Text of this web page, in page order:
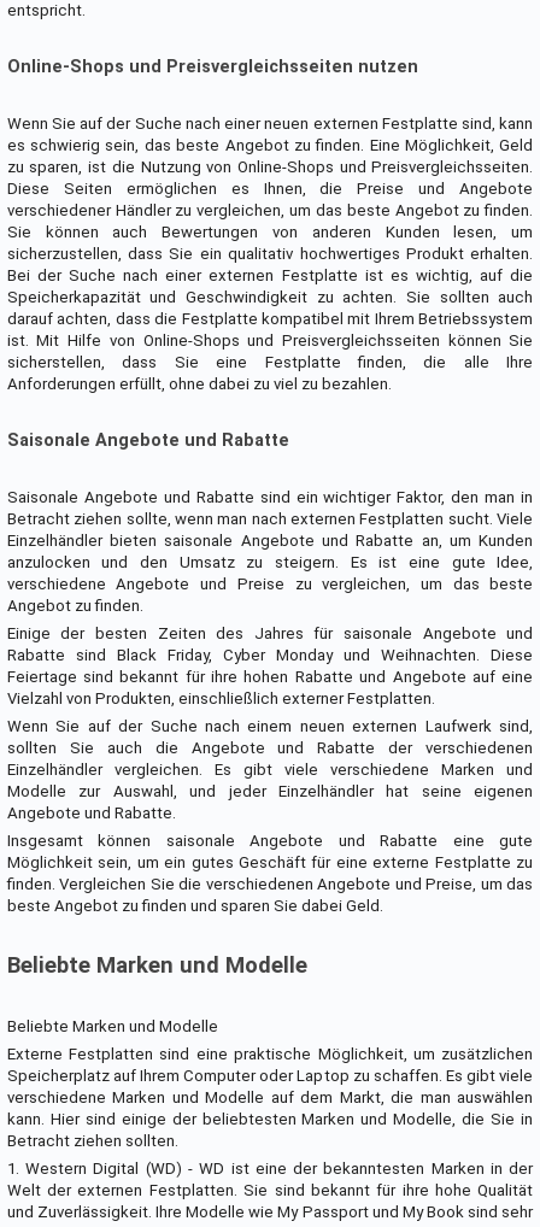
entspricht.
Online-Shops und Preisvergleichsseiten nutzen
Wenn Sie auf der Suche nach einer neuen externen Festplatte sind, kann
es schwierig sein, das beste Angebot zu finden. Eine Möglichkeit, Geld
zu sparen, ist die Nutzung von Online-Shops und Preisvergleichsseiten.
Diese Seiten ermöglichen es Ihnen, die Preise und Angebote
verschiedener Händler zu vergleichen, um das beste Angebot zu finden.
Sie können auch Bewertungen von anderen Kunden lesen, um
sicherzustellen, dass Sie ein qualitativ hochwertiges Produkt erhalten.
Bei der Suche nach einer externen Festplatte ist es wichtig, auf die
Speicherkapazität und Geschwindigkeit zu achten. Sie sollten auch
darauf achten, dass die Festplatte kompatibel mit Ihrem Betriebssystem
ist. Mit Hilfe von Online-Shops und Preisvergleichsseiten können Sie
sicherstellen, dass Sie eine Festplatte finden, die alle Ihre
Anforderungen erfüllt, ohne dabei zu viel zu bezahlen.
Saisonale Angebote und Rabatte
Saisonale Angebote und Rabatte sind ein wichtiger Faktor, den man in
Betracht ziehen sollte, wenn man nach externen Festplatten sucht. Viele
Einzelhändler bieten saisonale Angebote und Rabatte an, um Kunden
anzulocken und den Umsatz zu steigern. Es ist eine gute Idee,
verschiedene Angebote und Preise zu vergleichen, um das beste
Angebot zu finden.
Einige der besten Zeiten des Jahres für saisonale Angebote und
Rabatte sind Black Friday, Cyber Monday und Weihnachten. Diese
Feiertage sind bekannt für ihre hohen Rabatte und Angebote auf eine
Vielzahl von Produkten, einschließlich externer Festplatten.
Wenn Sie auf der Suche nach einem neuen externen Laufwerk sind,
sollten Sie auch die Angebote und Rabatte der verschiedenen
Einzelhändler vergleichen. Es gibt viele verschiedene Marken und
Modelle zur Auswahl, und jeder Einzelhändler hat seine eigenen
Angebote und Rabatte.
Insgesamt können saisonale Angebote und Rabatte eine gute
Möglichkeit sein, um ein gutes Geschäft für eine externe Festplatte zu
finden. Vergleichen Sie die verschiedenen Angebote und Preise, um das
beste Angebot zu finden und sparen Sie dabei Geld.
Beliebte Marken und Modelle
Beliebte Marken und Modelle
Externe Festplatten sind eine praktische Möglichkeit, um zusätzlichen
Speicherplatz auf Ihrem Computer oder Laptop zu schaffen. Es gibt viele
verschiedene Marken und Modelle auf dem Markt, die man auswählen
kann. Hier sind einige der beliebtesten Marken und Modelle, die Sie in
Betracht ziehen sollten.
1. Western Digital (WD) - WD ist eine der bekanntesten Marken in der
Welt der externen Festplatten. Sie sind bekannt für ihre hohe Qualität
und Zuverlässigkeit. Ihre Modelle wie My Passport und My Book sind sehr